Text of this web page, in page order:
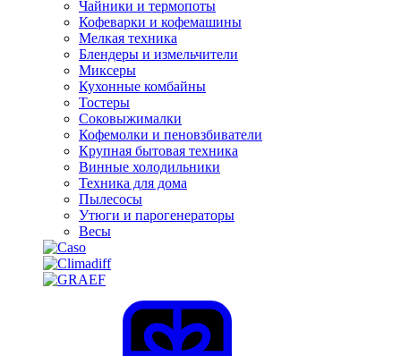
Чайники и термопоты
Кофеварки и кофемашины
Мелкая техника
Блендеры и измельчители
Миксеры
Кухонные комбайны
Тостеры
Соковыжималки
Кофемолки и пеновзбиватели
Крупная бытовая техника
Винные холодильники
Техника для дома
Пылесосы
Утюги и парогенераторы
Весы